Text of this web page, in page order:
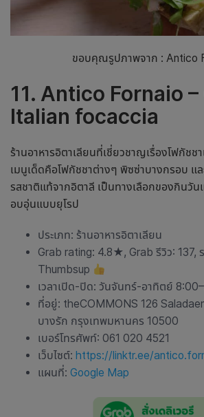
ขอบคุณรูปภาพจาก : Antico
11. Antico Fornaio
Italian focaccia
ร้านอาหารอิตาเลียนที่เชี่ยวชาญเรื่องโฟกัชช
เมนูเด็ดคือโฟกัชชาต่างๆ พิซซ่าบางกรอบ แ
รสชาติแท้จากอิตาลี เป็นทางเลือกของกินวัน
อบอุ่นแบบยุโรป
ประเภท: ร้านอาหารอิตาเลียน
Grab rating: 4.8★, Grab รีวิว: 137,
Thumbsup
เวลาเปิด-ปิด: วันจันทร์-อาทิตย์
ที่อยู่: theCOMMONS 126
บางรัก กรุงเทพมหานคร 10500
เบอร์โทรศัพท์: 061 020 4521
เว็บไซต์: https://linktr.ee/
แผนที่: Google Map